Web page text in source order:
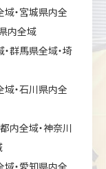
・宮城県内全
内全域
群馬県全域・埼
・石川県内全
内全域・神奈川
・愛知県内全